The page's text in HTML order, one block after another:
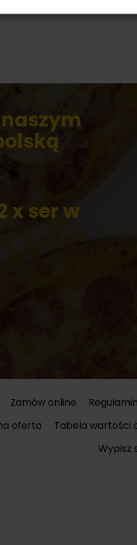
x ser w
Zamów online Regulamin
oferta
Tabela wartości
Wypisz